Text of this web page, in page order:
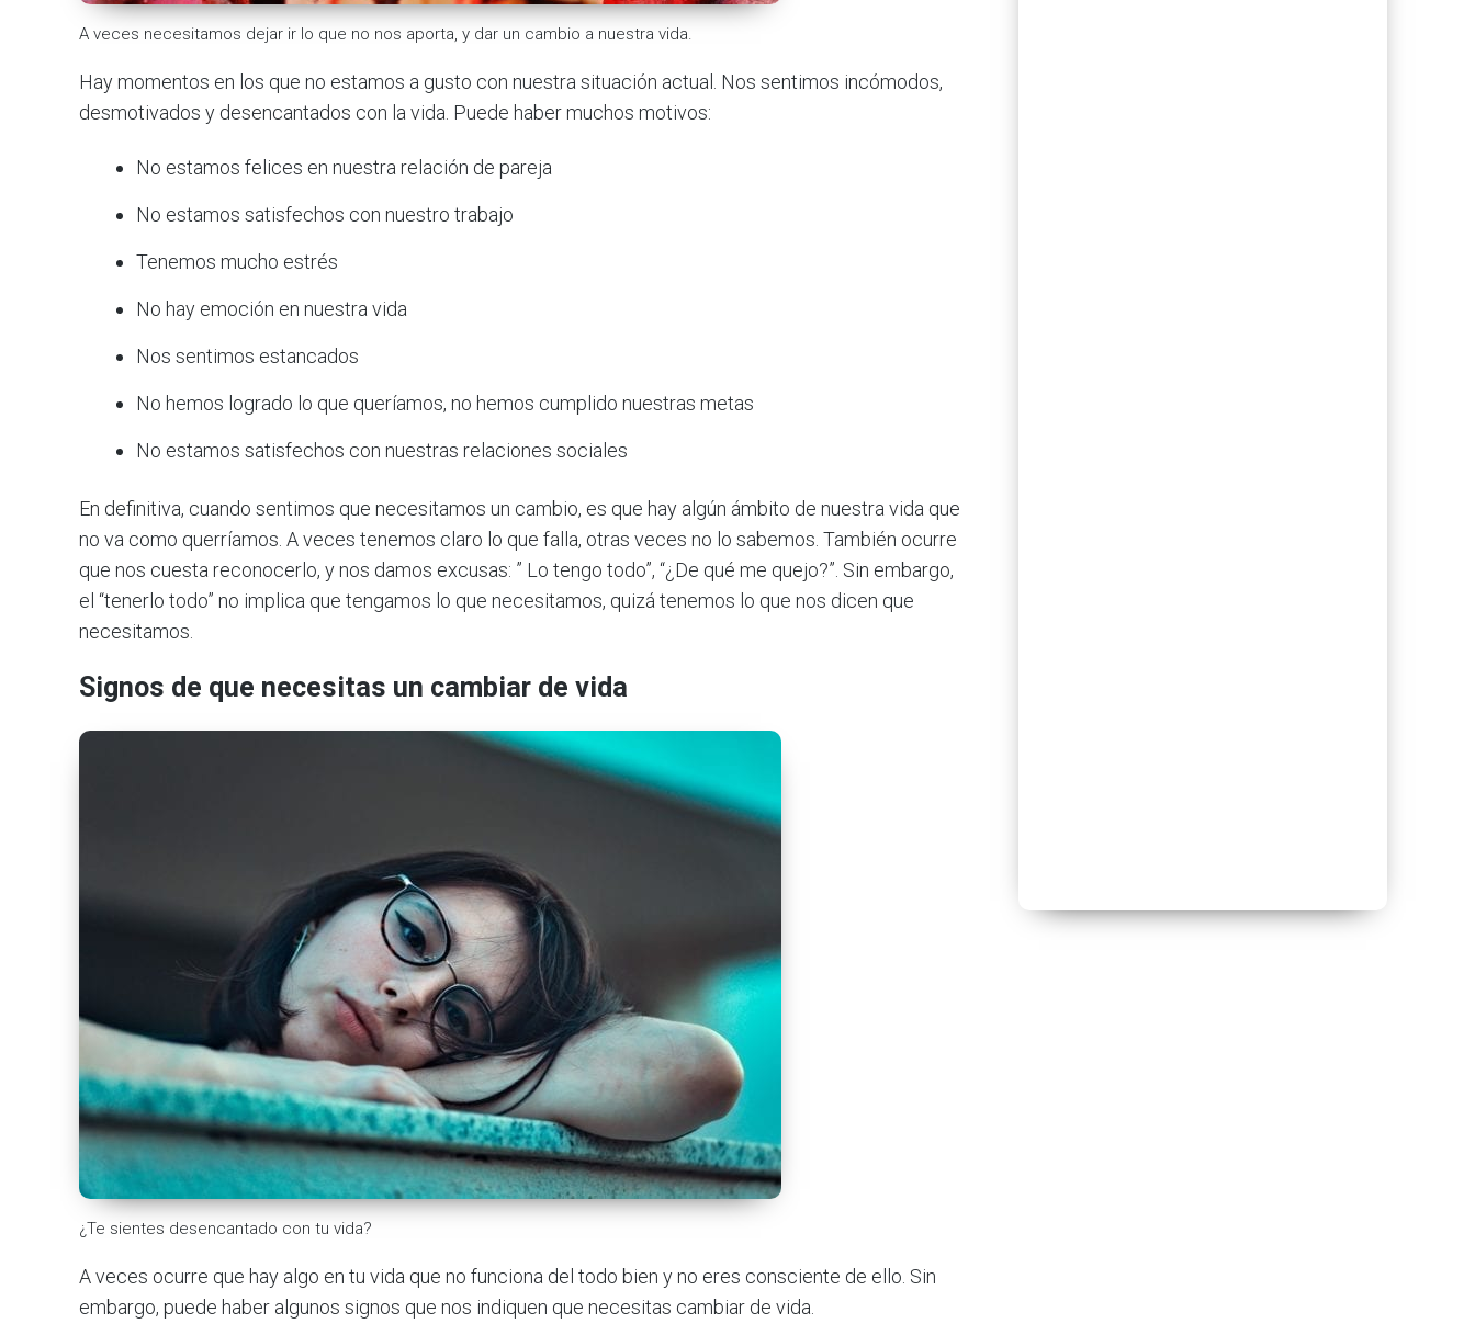
A veces necesitamos dejar ir lo que no nos aporta, y dar un cambio a nuestra vida.
Hay momentos en los que no estamos a gusto con nuestra situación actual. Nos sentimos incómodos,
desmotivados y desencantados con la vida. Puede haber muchos motivos:
No estamos felices en nuestra relación de pareja
No estamos satisfechos con nuestro trabajo
Tenemos mucho estrés
No hay emoción en nuestra vida
Nos sentimos estancados
No hemos logrado lo que queríamos, no hemos cumplido nuestras metas
No estamos satisfechos con nuestras relaciones sociales
En definitiva, cuando sentimos que necesitamos un cambio, es que hay algún ámbito de nuestra vida que
no va como querríamos. A veces tenemos claro lo que falla, otras veces no lo sabemos. También ocurre
que nos cuesta reconocerlo, y nos damos excusas: ” Lo tengo todo”, “¿De qué me quejo?”. Sin embargo,
el “tenerlo todo” no implica que tengamos lo que necesitamos, quizá tenemos lo que nos dicen que
necesitamos.
Signos de que necesitas un cambiar de vida
¿Te sientes desencantado con tu vida?
A veces ocurre que hay algo en tu vida que no funciona del todo bien y no eres consciente de ello. Sin
embargo, puede haber algunos signos que nos indiquen que necesitas cambiar de vida.